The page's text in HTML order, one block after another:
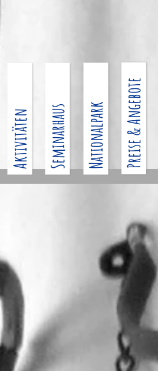
Aktivitäten Seminarhaus Nationalpark Preise & Angebote